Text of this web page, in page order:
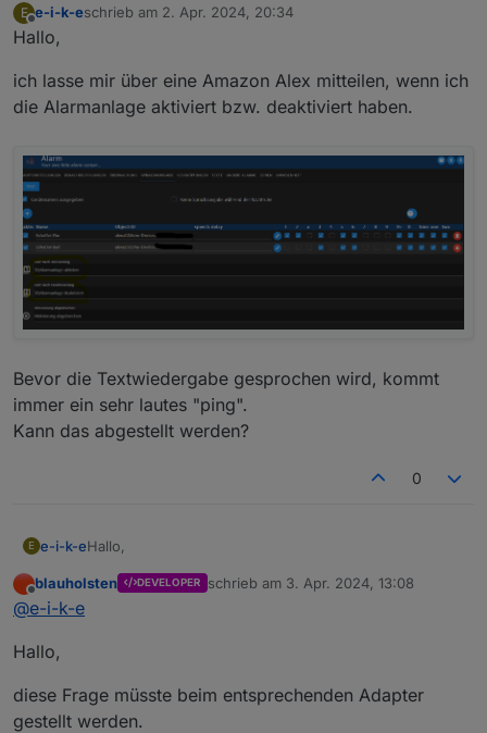
E
Offline
e-i-k-eschrieb am 2. Apr. 2024, 20:34
zuletzt editiert von
Hallo,
ich lasse mir über eine Amazon Alex mitteilen, wenn ich
die Alarmanlage aktiviert bzw. deaktiviert haben.
Bevor die Textwiedergabe gesprochen wird, kommt
immer ein sehr lautes "ping".
Kann das abgestellt werden?
0
E e-i-k-eHallo,
ich lasse mir über eine Amazon Alex mitteilen, wenn ich
Offline
blauholsten DEVELOPER schrieb am 3. Apr. 2024, 13:08
zuletzt editiert von
@e-i-k-e
Hallo,
diese Frage müsste beim entsprechenden Adapter
gestellt werden.